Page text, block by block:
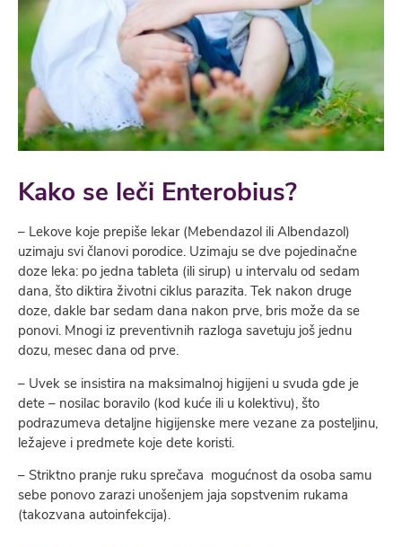
Kako se leči Enterobius?
– Lekove koje prepiše lekar (Mebendazol ili Albendazol)
uzimaju svi članovi porodice. Uzimaju se dve pojedinačne
doze leka: po jedna tableta (ili sirup) u intervalu od sedam
dana, što diktira životni ciklus parazita. Tek nakon druge
doze, dakle bar sedam dana nakon prve, bris može da se
ponovi. Mnogi iz preventivnih razloga savetuju još jednu
dozu, mesec dana od prve.
– Uvek se insistira na maksimalnoj higijeni u svuda gde je
dete – nosilac boravilo (kod kuće ili u kolektivu), što
podrazumeva detaljne higijenske mere vezane za posteljinu,
ležajeve i predmete koje dete koristi.
– Striktno pranje ruku sprečava mogućnost da osoba samu
sebe ponovo zarazi unošenjem jaja sopstvenim rukama
(takozvana autoinfekcija).